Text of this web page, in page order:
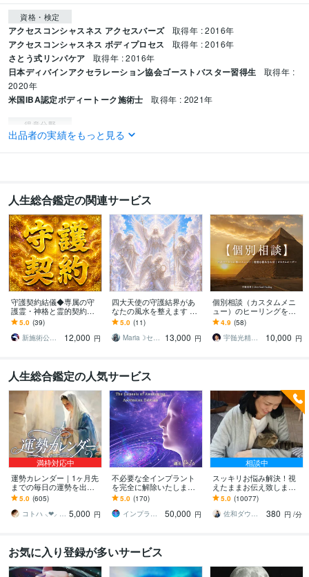
資格・検定
アクセスコンシャスネス アクセスバーズ 取得年 : 2016年
アクセスコンシャスネス ボディプロセス 取得年 : 2016年
さとう式リンパケア 取得年 : 2016年
日本ディバインアクセラレーション協会ゴーストバスター習得生
取得年 :
2020年
米国IBA認定ボディートーク施術士 取得年 : 2021年
得意分野
占い リーディング・ヒーリング・セラピー
ヒーリング･セラピー
出品者の実績をもっと見る
人生総合鑑定の関連サービス
守護契約結儀◆専属の守
護霊・神格と霊的契約結
びます 守護通路の再接続
◎守護霊・神格と正式な
霊的契約を結び直す儀式
5.0 (39)
新施術公開→≪相手意識強制変化≫◆星桜龍
12,000 円
四大天使の守護結界があ
なたの風水を整えます 〜
自然界の四大元素で心・
現実・波動バランスを修
正・調整〜
5.0 (11)
Maria☽セレスティアルマスター
13,000 円
個別相談（カスタムメニ
ュー）のヒーリングをし
ます 既存メニューに無い
組み合わせ・メニュー・
その他個別の悩みに。
4.9 (58)
宇髄光精｜オーバーソウル・ヒーリング
10,000 円
人生総合鑑定の人気サービス
満枠対応中
運勢カレンダー｜1ヶ月先
までの毎日の運勢を出し
ます 30日×500字のおよそ
1万5千文字で細かく詳細
に記します
5.0 (605)
コトハ ⸜❤︎⸝ 新サービス提供開始✨️ 5,000 円
不必要な全インプラント
を完全に解除いたします
インプラント全解除創始
者 × 魂の解放・カルマ浄
化・能力開花
5.0 (170)
インプラント全解除創始者｜魂王DaI⭐︎
50,000 円
相談中
スッキリお悩み解決！視
えたままお伝え致します
恋愛、結婚、人間関係、
仕事、人生、ペットの気
持ち等◎祈願付き
5.0 (10077)
佐和ダウジング＆スピリットメンター
380 円 /分
お気に入り登録が多いサービス